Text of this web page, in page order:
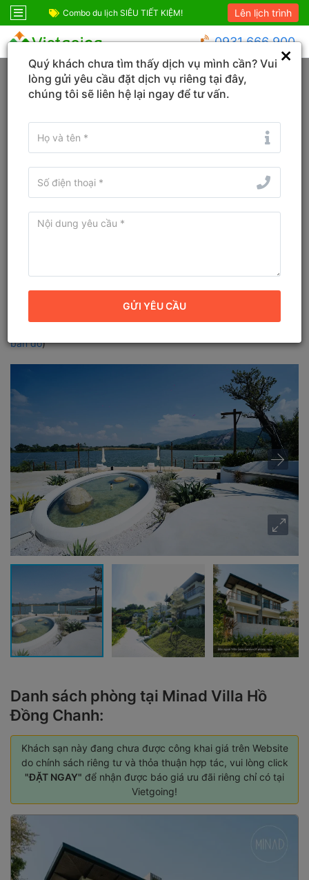
Combo Phú Quốc Giá Cực Sốc Combo du lịch
Lên lịch trình
0931 666 900
Trang chủ Phú Thọ Lương Sơn
Tìm khách sạn ở gần đây
Minad Villa Hồ Đồng Chanh
Villa Đánh giá 9.8
Hồ Đồng Chanh, Xã Nhuận Trạch, Huyện Lương
bản đồ)
Danh sách phòng tại Minad Villa Hồ
Đồng Chanh:
Khách sạn này đang chưa được công khai giá trên Website
do chính sách riêng tư và thỏa thuận hợp tác, vui lòng click
"ĐẶT NGAY" để nhận được báo giá ưu đãi riêng chỉ có tại
Vietgoing!
Quý khách chưa tìm thấy dịch vụ mình cần? Vui
lòng gửi yêu cầu đặt dịch vụ riêng tại đây,
chúng tôi sẽ liên hệ lại ngay để tư vấn.